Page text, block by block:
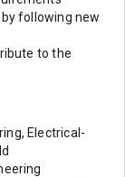
following new
to the
Electrical-